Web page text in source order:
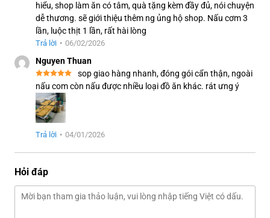
hiểu, shop làm ăn có tâm, quà tặng kèm đầy đủ, nói chuyện
dễ thương. sẽ giới thiệu thêm ng ủng hộ shop. Nấu cơm 3
lần, luộc thịt 1 lần, rất hài lòng
Trả lời • 06/02/2026
Nguyen Thuan
sop giao hàng nhanh, đóng gói cẩn thận, ngoài
nấu com còn nấu được nhiều loại đồ ăn khác. rát ưng ý
Trả lời • 04/01/2026
Hỏi đáp